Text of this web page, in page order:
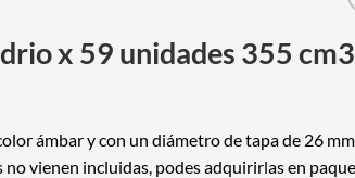
x 59 unidades 355 cm3
ámbar y con un diámetro de tapa de 26
no vienen incluidas, podes adquirirlas en